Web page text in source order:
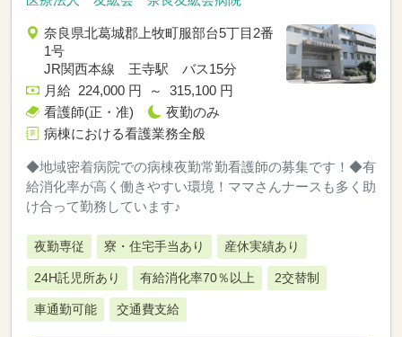
奈良県北葛城郡上牧町服部台5丁目2番
1号
JR関西本線 王寺駅 バス15分
月給 224,000 円 ～ 315,100 円
看護師(正・准)
夜勤のみ
病棟における看護業務全般
◆地域密着病院での病棟夜勤常勤看護師の募集です！◆有
給消化率が高く働きやすい環境！ママさんナースも多く助
け合って勤務しています♪
夜勤専従 寮・住宅手当あり 産休実績あり
24H託児所あり 有給消化率70％以上 2交替制
車通勤可能 交通費支給